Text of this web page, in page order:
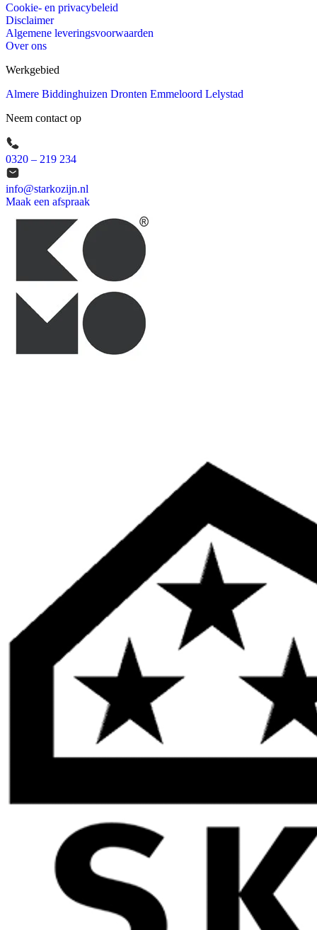
Cookie- en privacybeleid
Disclaimer
Algemene leveringsvoorwaarden
Over ons
Werkgebied
Almere Biddinghuizen Dronten Emmeloord Lelystad
Neem contact op
0320 – 219 234
info@starkozijn.nl
Maak een afspraak